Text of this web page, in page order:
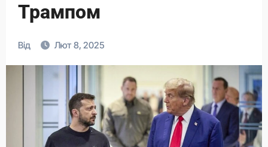
Трампом
Від Лют 8, 2025